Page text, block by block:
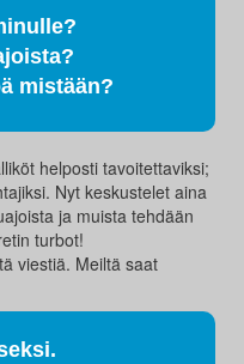
mistään?
helposti tavoitettaviksi;
Nyt keskustelet aina
ja muista tehdään
turbot!
viestiä. Meiltä saat